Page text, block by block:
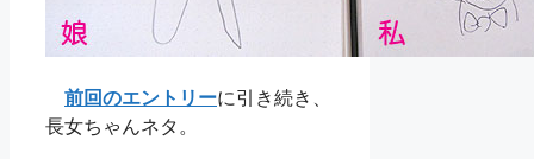
前回のエントリーに引き続き、
長女ちゃんネタ。